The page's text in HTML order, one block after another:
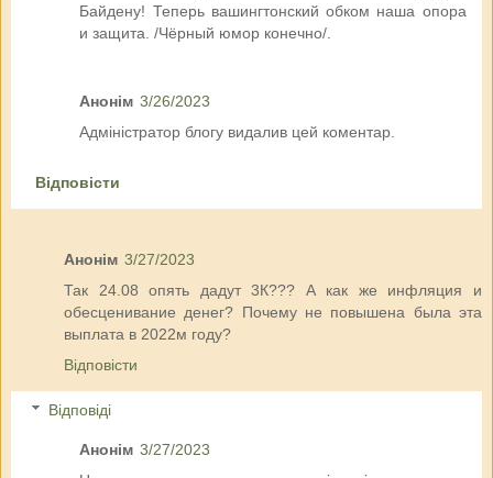
Байдену! Теперь вашингтонский обком наша опора
и защита. /Чёрный юмор конечно/.
Анонім 3/26/2023
Адміністратор блогу видалив цей коментар.
Відповісти
Анонім 3/27/2023
Так 24.08 опять дадут 3К??? А как же инфляция и
обесценивание денег? Почему не повышена была эта
выплата в 2022м году?
Відповісти
Відповіді
Анонім 3/27/2023